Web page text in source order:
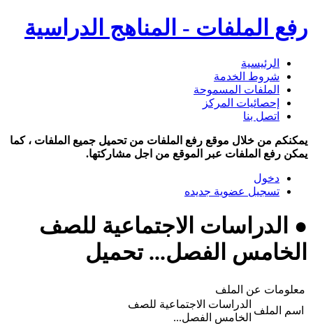
رفع الملفات - المناهج الدراسية
الرئيسية
شروط الخدمة
الملفات المسموحة
إحصائيات المركز
اتصل بنا
يمكنكم من خلال موقع رفع الملفات من تحميل جميع الملفات ، كما
يمكن رفع الملفات عبر الموقع من اجل مشاركتها.
دخول
تسجيل عضوية جديده
● الدراسات الاجتماعية للصف
الخامس الفصل... تحميل
معلومات عن الملف
اسم الملف
الدراسات الاجتماعية للصف
الخامس الفصل...